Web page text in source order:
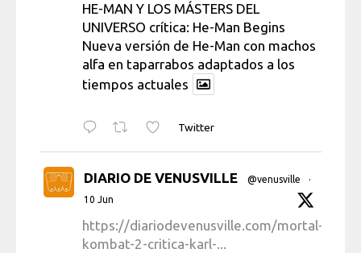
HE-MAN Y LOS MÁSTERS DEL
UNIVERSO crítica: He-Man Begins
Nueva versión de He-Man con machos
alfa en taparrabos adaptados a los
tiempos actuales
Twitter
DIARIO DE VENUSVILLE @venusville
·
10 Jun
https://diariodevenusville.com/mortal-
kombat-2-critica-karl-...